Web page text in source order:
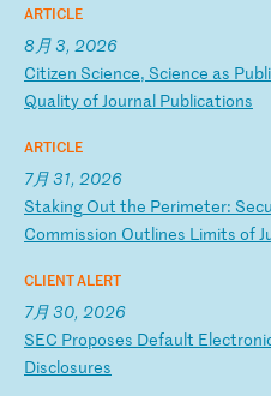
ARTICLE
8月 3, 2026
Citizen Science, Science as Publi
Qualityof Journal Publications
ARTICLE
7月 31, 2026
Staking Out the Perimeter: Secu
Commission Outlines Limits of
CLIENT ALERT
7月 30, 2026
SEC Proposes Default Electron
Disclosures